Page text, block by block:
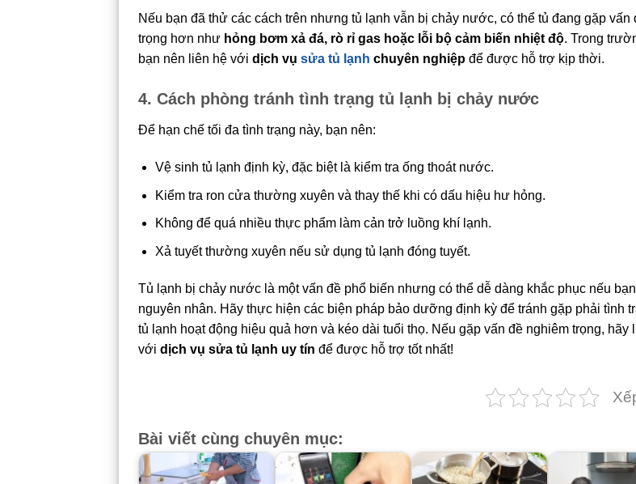
Nếu bạn đã thử các cách trên nhưng tủ lạnh vẫn bị chảy nước, có thể tủ đang gặp vấn
trọng hơn như hỏng bơm xả đá, rò rỉ gas hoặc lỗi bộ cảm biến nhiệt độ. Trong
bạn nên liên hệ với dịch vụ sửa tủ lạnh chuyên nghiệp để được hỗ trợ kịp thời.
4. Cách phòng tránh tình trạng tủ lạnh bị chảy nước
Để hạn chế tối đa tình trạng này, bạn nên:
Vệ sinh tủ lạnh định kỳ, đặc biệt là kiểm tra ống thoát nước.
Kiểm tra ron cửa thường xuyên và thay thế khi có dấu hiệu hư hỏng.
Không để quá nhiều thực phẩm làm cản trở luồng khí lạnh.
Xả tuyết thường xuyên nếu sử dụng tủ lạnh đóng tuyết.
Tủ lạnh bị chảy nước là một vấn đề phổ biến nhưng có thể dễ dàng khắc phục nếu
nguyên nhân. Hãy thực hiện các biện pháp bảo dưỡng định kỳ để tránh gặp phải tình
tủ lạnh hoạt động hiệu quả hơn và kéo dài tuổi thọ. Nếu gặp vấn đề nghiêm trọng, hãy
với dịch vụ sửa tủ lạnh uy tín để được hỗ trợ tốt nhất!
Bài viết cùng chuyên mục: